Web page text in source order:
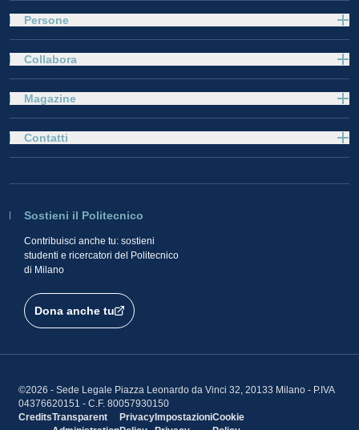
Persone
Collabora
Magazine
Sostieni il Politecnico
Contribuisci anche tu: sostieni
studenti e ricercatori del Politecnico
di Milano
Dona anche tu
Contatti
©2026 - Sede Legale Piazza Leonardo da Vinci 32, 20133 Milano - P.IVA
04376620151 - C.F. 80057930150
CreditsTransparent
Privacy ImpostazioniCookie